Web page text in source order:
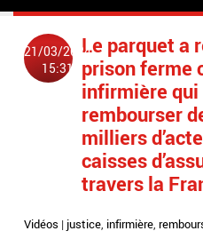
21/03/2024
15:31
Le parquet a
prison ferme
infirmière qui
rembourser
milliers
caisses
travers la
Vidéos | justice, infirmière,